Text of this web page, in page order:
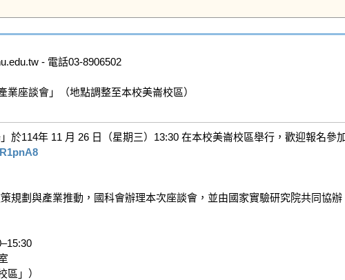
- 電話03-8906502
座談會」（地點調整至本校美崙校區）
於114年 11 月 26 日（星期三）13:30 在本校美崙校區舉行，歡迎報名參
規劃與產業推動，國科會辦理本次座談會，並由國家實驗研究院共同協